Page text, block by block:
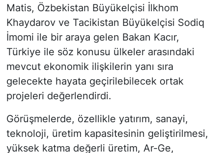
Matis, Özbekistan Büyükelçisi İlkhom
Khaydarov ve Tacikistan Büyükelçisi Sodiq
İmomi ile bir araya gelen Bakan Kacır,
Türkiye ile söz konusu ülkeler arasındaki
mevcut ekonomik ilişkilerin yanı sıra
gelecekte hayata geçirilebilecek ortak
projeleri değerlendirdi.
Görüşmelerde, özellikle yatırım, sanayi,
teknoloji, üretim kapasitesinin geliştirilmesi,
yüksek katma değerli üretim, Ar-Ge,